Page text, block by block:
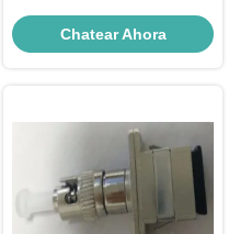
Chatear Ahora